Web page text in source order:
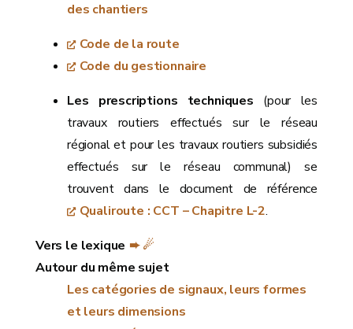
des chantiers
Code de la route
Code du gestionnaire
Les prescriptions techniques (pour les
travaux routiers effectués sur le réseau
régional et pour les travaux routiers subsidiés
effectués sur le réseau communal) se
trouvent dans le document de référence
Qualiroute : CCT – Chapitre L-2.
Vers le lexique ➨ ☄
Autour du même sujet
Les catégories de signaux, leurs formes
et leurs dimensions